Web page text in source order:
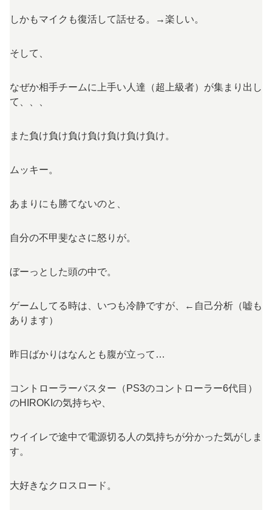
しかもマイクも復活して話せる。→楽しい。
そして、
なぜか相手チームに上手い人達（超上級者）が集まり出し
て、、、
また負け負け負け負け負け負け負け。
ムッキー。
あまりにも勝てないのと、
自分の不甲斐なさに怒りが。
ぼーっとした頭の中で。
ゲームしてる時は、いつも冷静ですが、←自己分析（嘘も
あります）
昨日ばかりはなんとも腹が立って…
コントローラーバスター（PS3のコントローラー6代目）
のHIROKIの気持ちや、
ウイイレで途中で電源切る人の気持ちが分かった気がしま
す。
大好きなクロスロード。